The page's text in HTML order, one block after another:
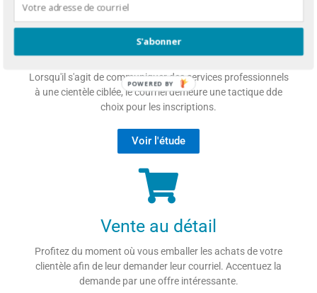
Services professionnels
Lorsqu'il s'agit de communiquer des services professionnels
à une cientèle ciblée, le courriel demeure une tactique dde
choix pour les inscriptions.
Voir l'étude
Vente au détail
Profitez du moment où vous emballer les achats de votre
clientèle afin de leur demander leur courriel. Accentuez la
demande par une offre intéressante.
S'abonner
POWERED BY